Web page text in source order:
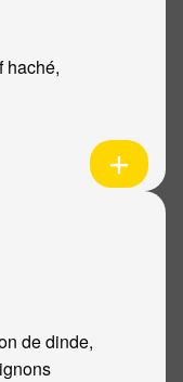
haché,
de dinde,